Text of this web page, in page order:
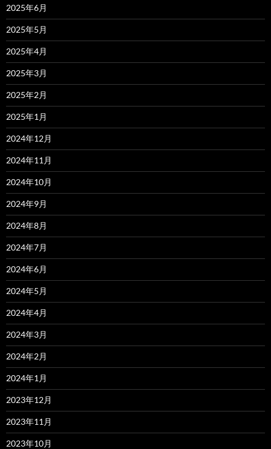
2025年6月
2025年5月
2025年4月
2025年3月
2025年2月
2025年1月
2024年12月
2024年11月
2024年10月
2024年9月
2024年8月
2024年7月
2024年6月
2024年5月
2024年4月
2024年3月
2024年2月
2024年1月
2023年12月
2023年11月
2023年10月